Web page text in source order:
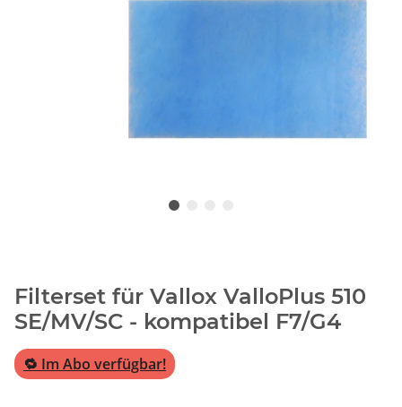
Filterset für Vallox ValloPlus 510
SE/MV/SC - kompatibel F7/G4
🔁 Im Abo verfügbar!